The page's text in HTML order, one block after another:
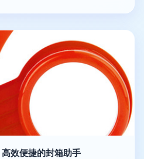
效便捷的封箱助手